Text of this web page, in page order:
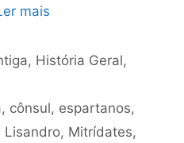
mais
, História Geral,
, cônsul, espartanos,
Lisandro, Mitrídates,